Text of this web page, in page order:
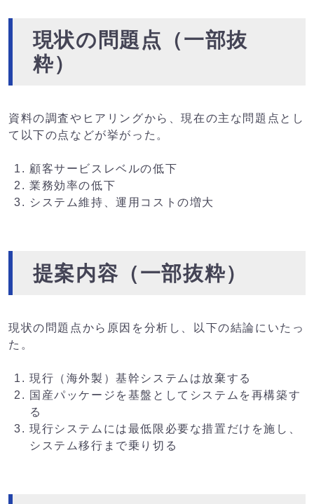
現状の問題点（一部抜
粋）
資料の調査やヒアリングから、現在の主な問題点とし
て以下の点などが挙がった。
顧客サービスレベルの低下
業務効率の低下
システム維持、運用コストの増大
提案内容（一部抜粋）
現状の問題点から原因を分析し、以下の結論にいたっ
た。
現行（海外製）基幹システムは放棄する
国産パッケージを基盤としてシステムを再構築す
る
現行システムには最低限必要な措置だけを施し、
システム移行まで乗り切る